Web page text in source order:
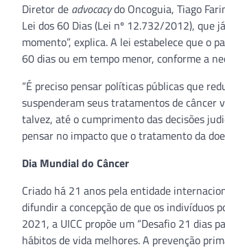
Diretor de advocacydo Oncoguia, Tiago
Lei dos 60 Dias (Lei nº 12.732/2012), que
momento”, explica. A lei estabelece que o
60 dias ou em tempo menor, conforme a
“É preciso pensar políticas públicas que
suspenderam seus tratamentos de câncer
talvez, até o cumprimento das decisões
pensar no impacto que o tratamento da
Dia Mundial do Câncer
Criado há 21 anos pela entidade
difundir a concepção de que os indivíduos
2021, a UICC propõe um “Desafio 21 dias
hábitos de vida melhores. A prevenção